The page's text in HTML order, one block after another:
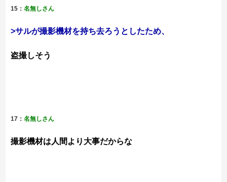
15：名無しさん
>サルが撮影機材を持ち去ろうとしたため、
盗撮しそう
17：名無しさん
撮影機材は人間より大事だからな